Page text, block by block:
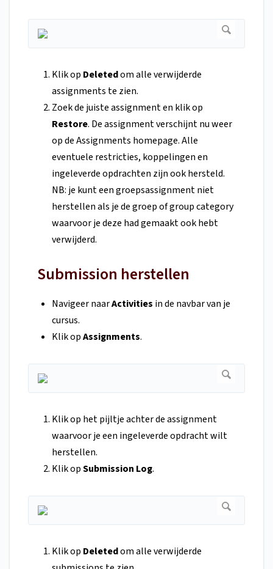
Klik op Deletedom alle verwijderde
assignments te zien.
Zoek de juiste assignment en klik op
Restore. De assignment verschijnt nu weer
op de Assignments homepage. Alle
eventuele restricties, koppelingen en
ingeleverde opdrachten zijn ook hersteld.
NB: je kunt een groepsassignment niet
herstellen als je de groep of group category
waarvoor je deze had gemaakt ook hebt
verwijderd.
Submission herstellen
Navigeer naarActivities in de navbar van je
cursus.
Klik opAssignments.
Klik op het pijltje achter de assignment
waarvoor je een ingeleverde opdracht wilt
herstellen.
Klik opSubmission Log.
Klik op Deletedom alle verwijderde